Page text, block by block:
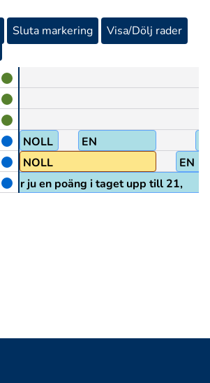
Sluta markering
Visa/Dölj rader
NOLL EN
NOLL
EN
det är ju en poäng i taget upp till 21,